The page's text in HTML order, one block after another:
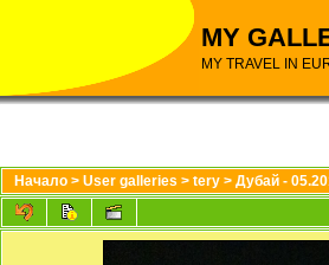
MY
MY TRAVEL IN
Начало > User galleries > tery > Дубай -